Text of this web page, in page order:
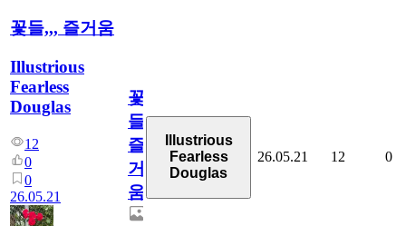
꽃들,,, 즐거움
Illustrious
Fearless
Douglas
12
0
0
26.05.21
꽃
들,,,
즐
거
움
Illustrious
Fearless
Douglas
26.05.21 12 0